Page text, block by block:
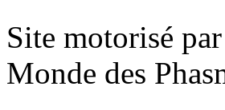
Site motorisé
Monde des